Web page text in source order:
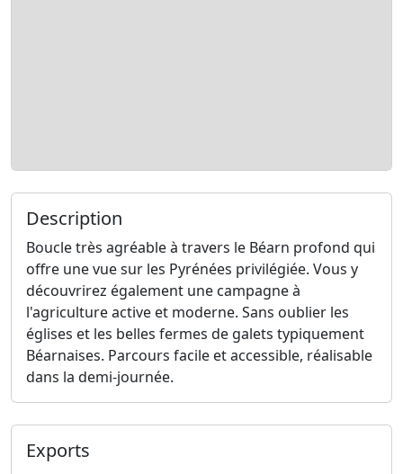
Description
Boucle très agréable à travers le Béarn profond qui
offre une vue sur les Pyrénées privilégiée. Vous y
découvrirez également une campagne à
l'agriculture active et moderne. Sans oublier les
églises et les belles fermes de galets typiquement
Béarnaises. Parcours facile et accessible, réalisable
dans la demi-journée.
Exports